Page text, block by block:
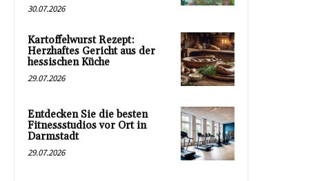
30.07.2026
Kartoffelwurst Rezept:
Herzhaftes Gericht aus der
hessischen Küche
29.07.2026
Entdecken Sie die besten
Fitnessstudios vor Ort in
Darmstadt
29.07.2026